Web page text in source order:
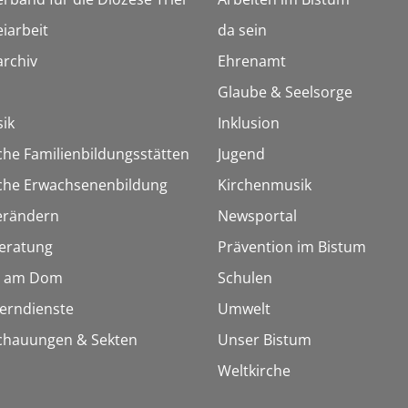
Familienbildungsstätten
Erwachsenenbildung
Dom
& Sekten
da sein
Ehrenamt
Glaube & Seelsorge
Inklusion
Jugend
Kirchenmusik
Newsportal
Prävention im Bistum
Schulen
Umwelt
Unser Bistum
Weltkirche